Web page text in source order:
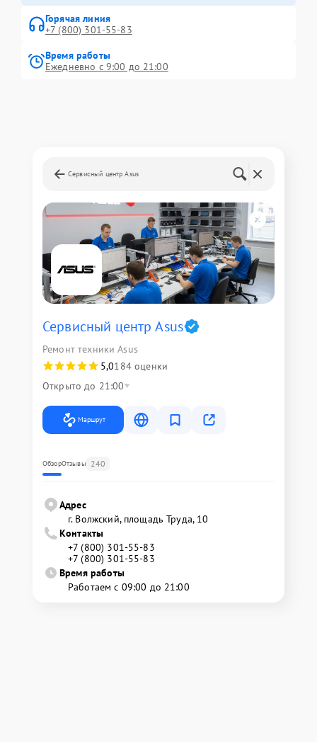
Горячая линия
+7 (800) 301-55-83
Время работы
Ежедневно с 9:00 до 21:00
Сервисный центр Asus
Сервисный центр Asus
Ремонт техники Asus
5,0184 оценки
Открыто до 21:00
Маршрут
ОбзорОтзывы 240
Адрес
г. Волжский, площадь Труда, 10
Контакты
+7 (800) 301-55-83
+7 (800) 301-55-83
Время работы
Работаем с 09:00 до 21:00